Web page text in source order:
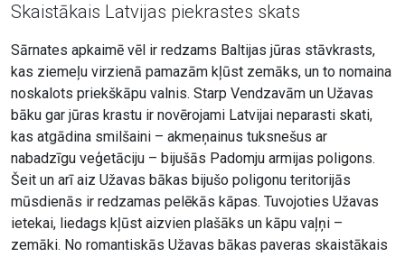
Skaistākais Latvijas piekrastes skats
Sārnates apkaimē vēl ir redzams Baltijas jūras stāvkrasts,
kas ziemeļu virzienā pamazām kļūst zemāks, un to nomaina
noskalots priekškāpu valnis. Starp Vendzavām un Užavas
bāku gar jūras krastu ir novērojami Latvijai neparasti skati,
kas atgādina smilšaini – akmeņainus tuksnešus ar
nabadzīgu veģetāciju – bijušās Padomju armijas poligons.
Šeit un arī aiz Užavas bākas bijušo poligonu teritorijās
mūsdienās ir redzamas pelēkās kāpas. Tuvojoties Užavas
ietekai, liedags kļūst aizvien plašāks un kāpu vaļņi –
zemāki. No romantiskās Užavas bākas paveras skaistākais